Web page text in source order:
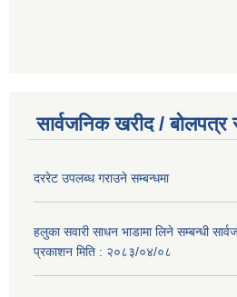
सार्वजनिक खरीद / बोलपत्र
दररेट उपलब्ध गराउने सम्बन्धमा
हलुका सवारी साधन भाडामा लिने सम्बन्धी
प्रकाशन मिति : २०८३/०४/०८